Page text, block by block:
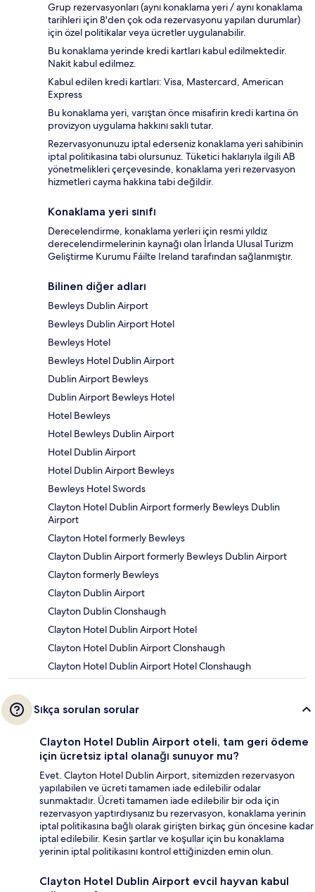
Grup rezervasyonları (aynı konaklama yeri / aynı konaklama
tarihleri için 8'den çok oda rezervasyonu yapılan durumlar)
için özel politikalar veya ücretler uygulanabilir.
Bu konaklama yerinde kredi kartları kabul edilmektedir.
Nakit kabul edilmez.
Kabul edilen kredi kartları: Visa, Mastercard, American
Express
Bu konaklama yeri, varıştan önce misafirin kredi kartına ön
provizyon uygulama hakkını saklı tutar.
Rezervasyonunuzu iptal ederseniz konaklama yeri sahibinin
iptal politikasına tabi olursunuz. Tüketici haklarıyla ilgili AB
yönetmelikleri çerçevesinde, konaklama yeri rezervasyon
hizmetleri cayma hakkına tabi değildir.
Konaklama yeri sınıfı
Derecelendirme, konaklama yerleri için resmi yıldız
derecelendirmelerinin kaynağı olan İrlanda Ulusal Turizm
Geliştirme Kurumu Fáilte Ireland tarafından sağlanmıştır.
Bilinen diğer adları
Bewleys Dublin Airport
Bewleys Dublin Airport Hotel
Bewleys Hotel
Bewleys Hotel Dublin Airport
Dublin Airport Bewleys
Dublin Airport Bewleys Hotel
Hotel Bewleys
Hotel Bewleys Dublin Airport
Hotel Dublin Airport
Hotel Dublin Airport Bewleys
Bewleys Hotel Swords
Clayton Hotel Dublin Airport formerly Bewleys Dublin
Airport
Clayton Hotel formerly Bewleys
Clayton Dublin Airport formerly Bewleys Dublin Airport
Clayton formerly Bewleys
Clayton Dublin Airport
Clayton Dublin Clonshaugh
Clayton Hotel Dublin Airport Hotel
Clayton Hotel Dublin Airport Clonshaugh
Clayton Hotel Dublin Airport Hotel Clonshaugh
Sıkça sorulan sorular
Clayton Hotel Dublin Airport oteli, tam geri ödeme
için ücretsiz iptal olanağı sunuyor mu?
Evet. Clayton Hotel Dublin Airport, sitemizden rezervasyon
yapılabilen ve ücreti tamamen iade edilebilir odalar
sunmaktadır. Ücreti tamamen iade edilebilir bir oda için
rezervasyon yaptırdıysanız bu rezervasyon, konaklama yerinin
iptal politikasına bağlı olarak girişten birkaç gün öncesine kadar
iptal edilebilir. Kesin şartlar ve koşullar için bu konaklama
yerinin iptal politikasını kontrol ettiğinizden emin olun.
Clayton Hotel Dublin Airport evcil hayvan kabul